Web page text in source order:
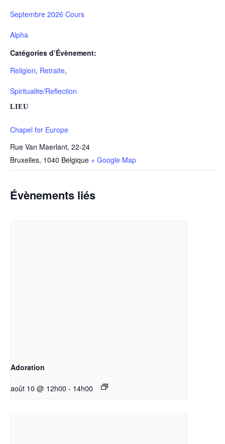
Septembre 2026 Cours
Alpha
Catégories d’Évènement:
Religion, Retraite,
Spiritualite/Reflection
LIEU
Chapel for Europe
Rue Van Maerlant, 22-24
Bruxelles, 1040 Belgique + Google Map
Évènements liés
Adoration
août 10 @ 12h00- 14h00